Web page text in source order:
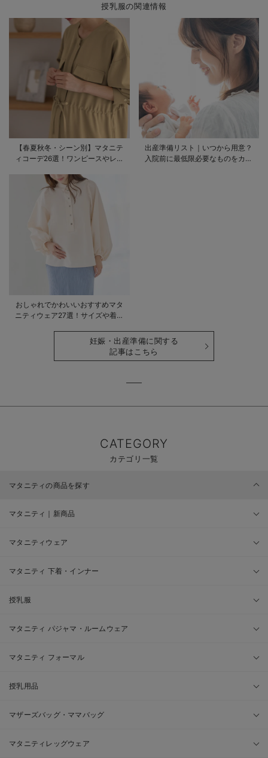
授乳服の関連情報
【春夏秋冬・シーン別】マタニテ
ィコーデ26選！ワンピースやレギ
出産準備リスト｜いつから用意？
入院前に最低限必要なものをカテ
おしゃれでかわいいおすすめマタ
ニティウェア27選！サイズや着る
妊娠・出産準備に関する
記事はこちら
CATEGORY
カテゴリ一覧
マタニティの商品を探す
マタニティ｜新商品
マタニティウェア
マタニティ 下着・インナー
授乳服
マタニティ パジャマ・ルームウェア
マタニティ フォーマル
授乳用品
マザーズバッグ・ママバッグ
マタニティレッグウェア